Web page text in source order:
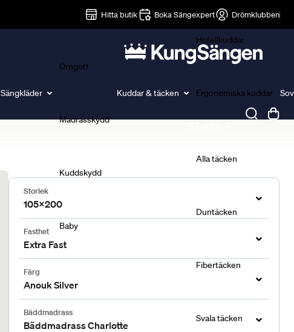
Hitta butik Boka Sängexpert Drömklubben
Sängkläder
Örngott
Madrasskydd
Kuddskydd
Baby
Kuddar & täcken
Hotellkuddar
Ergonomiska kuddar
Alla täcken
Duntäcken
Fibertäcken
Svala täcken
Storlek
105x200
Fasthet
Extra Fast
Färg
Anouk Silver
Bäddmadrass
Bäddmadrass Charlotte